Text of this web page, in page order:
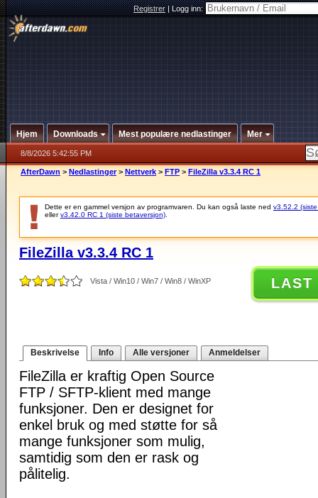
Registrer|Logg inn:
Hjem Downloads Mest populære nedlastinger Mer
8/8/2026 5:42:55 PM
AfterDawn > Nedlastinger > Nettverk > FTP > FileZilla v3.3.4 RC 1
Dette er en gammel versjon av programvaren. Du kan også laste ned v3.52.2
ellerv3.42.0 RC 1 (siste betaversjon)
FileZilla v3.3.4 RC 1
Vista / Win10 / Win7 / Win8 / WinXP LAST
Beskrivelse Info Alle versjoner Anmeldelser
FileZilla er kraftig Open Source
FTP / SFTP-klient med mange
funksjoner. Den er designet for
enkel bruk og med støtte for så
mange funksjoner som mulig,
samtidig som den er rask og
pålitelig.